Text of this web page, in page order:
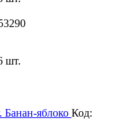
шт.
Банан-яблоко Код: